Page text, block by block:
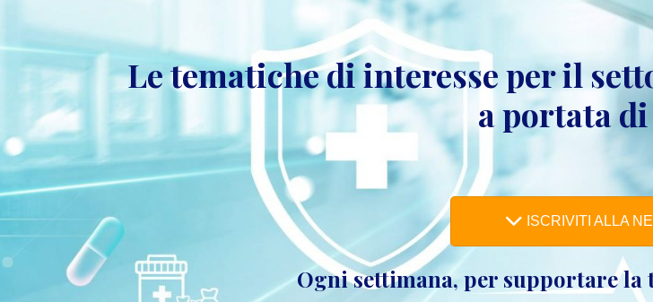
Le tematiche di interesse per il
a portata
ISCRIVITI ALLA
Ogni settimana, per supportare la